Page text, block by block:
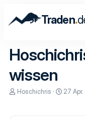
Traden.
wissen
EHoschichris
E
27